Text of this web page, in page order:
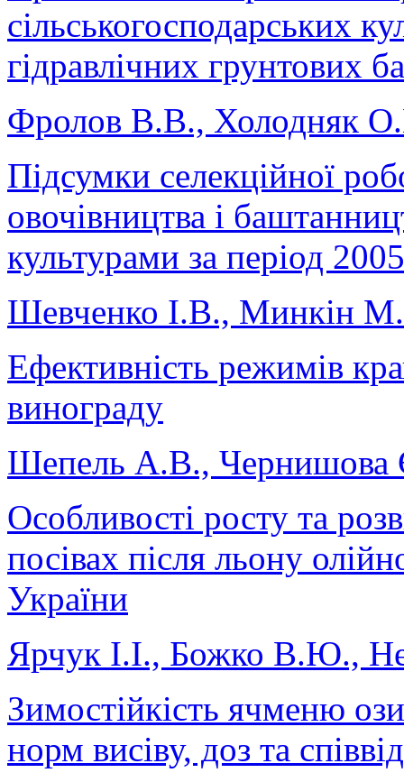
сільськогосподарських
гідравлічних грунтових
Фролов В.В., Холодняк
Підсумки селекційної
овочівництва і
культурами за період
Шевченко І.В., Минкін
Ефективність режимів
винограду
Шепель А.В., Чернишова
Особливості росту та
посівах після льону
України
Ярчук І.І., Божко В.Ю.,
Зимостійкість ячменю
норм висіву, доз та